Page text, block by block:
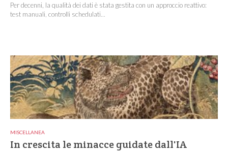
Per decenni, la qualità dei dati è stata gestita con un approccio reattivo:
test manuali, controlli schedulati...
MISCELLANEA
In crescita le minacce guidate dall'IA